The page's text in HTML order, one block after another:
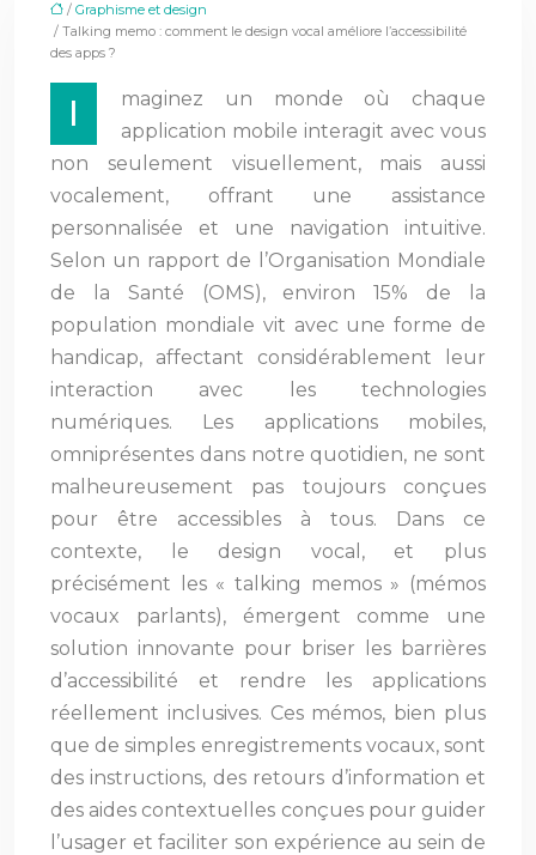
/ Graphisme et design
/ Talking memo : comment le design vocal améliore l’accessibilité
des apps ?
I
maginez un monde où chaque
application mobile interagit avec vous
non seulement visuellement, mais aussi
vocalement, offrant une assistance
personnalisée et une navigation intuitive.
Selon un rapport de l’Organisation Mondiale
de la Santé (OMS), environ 15% de la
population mondiale vit avec une forme de
handicap, affectant considérablement leur
interaction avec les technologies
numériques. Les applications mobiles,
omniprésentes dans notre quotidien, ne sont
malheureusement pas toujours conçues
pour être accessibles à tous. Dans ce
contexte, le design vocal, et plus
précisément les « talking memos » (mémos
vocaux parlants), émergent comme une
solution innovante pour briser les barrières
d’accessibilité et rendre les applications
réellement inclusives. Ces mémos, bien plus
que de simples enregistrements vocaux, sont
des instructions, des retours d’information et
des aides contextuelles conçues pour guider
l’usager et faciliter son expérience au sein de